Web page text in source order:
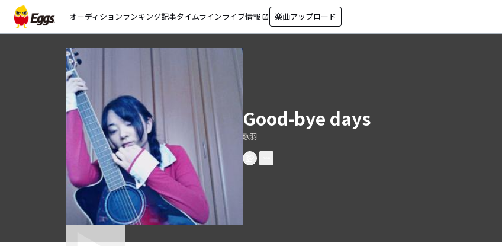
オーディションランキング記事タイムラインライブ情報 open_in_new 楽曲アップロード
Good-bye days
歌羽